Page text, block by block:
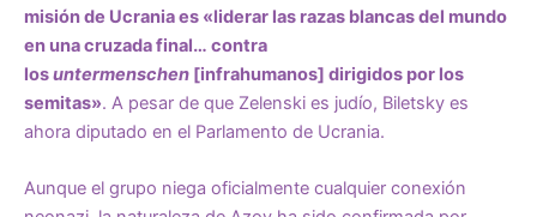
misión de Ucrania es «liderar las razas blancas del mundo
en una cruzada final… contra
losuntermenschen [infrahumanos] dirigidos por los
semitas». A pesar de que Zelenski es judío, Biletsky es
ahora diputado en el Parlamento de Ucrania.
Aunque el grupo niega oficialmente cualquier conexión